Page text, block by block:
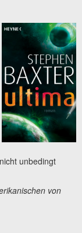
unbedingt
von